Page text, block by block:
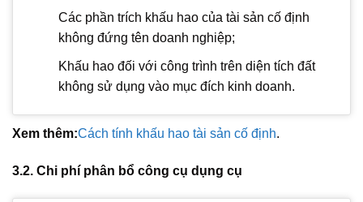
Các phần trích khấu hao của tài sản cố định
không đứng tên doanh nghiệp;
Khấu hao đối với công trình trên diện tích đất
không sử dụng vào mục đích kinh doanh.
Xem thêm:Cách tính khấu hao tài sản cố định.
3.2. Chi phí phân bổ công cụ dụng cụ